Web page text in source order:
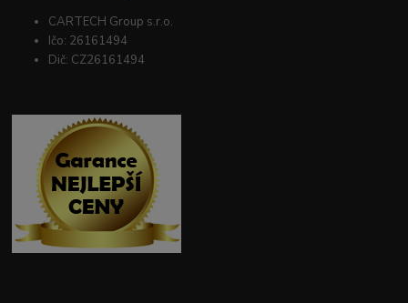
CARTECH Group s.r.o.
Ičo: 26161494
Dič: CZ26161494